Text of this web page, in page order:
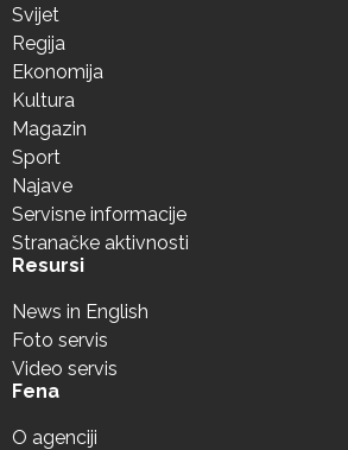
Svijet
Regija
Ekonomija
Kultura
Magazin
Sport
Najave
Servisne informacije
Stranačke aktivnosti
Resursi
News in English
Foto servis
Video servis
Fena
O agenciji